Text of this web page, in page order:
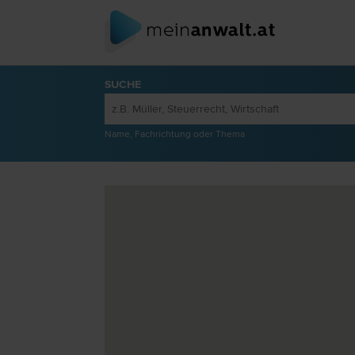
SUCHE
Name, Fachrichtung oder Thema